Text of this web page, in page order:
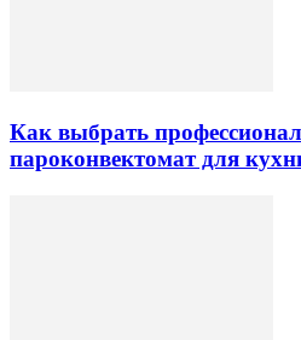
Как выбрать
пароконвектомат для